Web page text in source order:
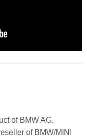
of BMW AG.
of BMW/MINI